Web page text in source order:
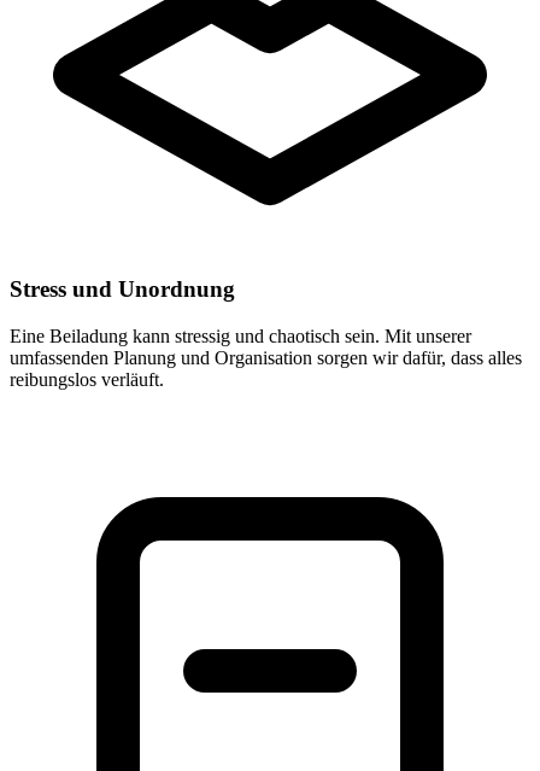
Stress und Unordnung
Eine Beiladung kann stressig und chaotisch sein. Mit unserer
umfassenden Planung und Organisation sorgen wir dafür, dass alles
reibungslos verläuft.